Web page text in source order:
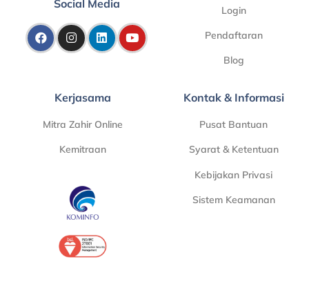
Social Media Login
Pendaftaran
Blog
Kerjasama
Mitra Zahir Online
Kemitraan
Kontak & Informasi
Pusat Bantuan
Syarat & Ketentuan
Kebijakan Privasi
Sistem Keamanan